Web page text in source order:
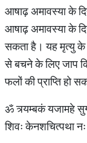
आषाढ़ अमावस्या के
आषाढ़ अमावस्या के
सकता है। यह मृत्यु के
से बचने के लिए जाप
फलों की प्राप्ति हो
ॐ त्र्यम्बकं यजामहे
शिवः केनशचित्पथा